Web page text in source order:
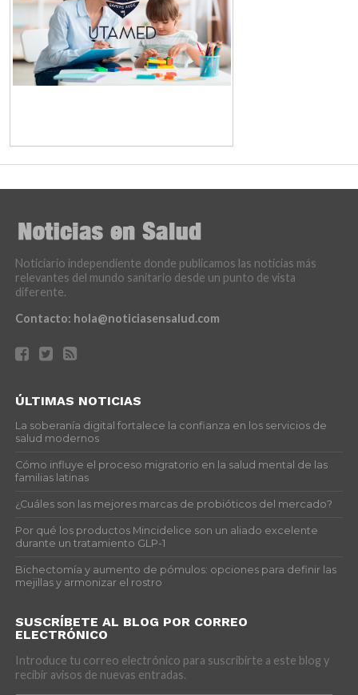
Noticiario independiente donde publicamos las noticias más
relevantes del mundo sanitario desde un punto de vista
diferente.
Contacto: hola@noticiasensalud.com
ÚLTIMAS NOTICIAS
La soberanía digital fortalece la confianza en los servicios de
salud modernos
Cómo influye el proceso migratorio en la salud mental de las
familias latinas
¿Cuáles son las mejores marcas de probióticos del mercado?
Por qué los productos Mincidelice son un aliado excelente
durante un tratamiento GLP-1
Bichectomía y aumento de pómulos: opciones para definir las
mejillas y armonizar el rostro
SUSCRÍBETE AL BLOG POR CORREO
ELECTRÓNICO
Introduce tu correo electrónico para suscribirte a este blog y
recibir avisos de nuevas entradas.